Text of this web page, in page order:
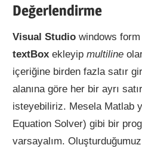
gibi
dillerle
yaptığım
çalışmaları
paylaşmak
istiyorum.
Değerlendirme
Visual Studio windows
textBox ekleyipmultiline
içeriğine birden fazla satır
alanına göre her bir ayrı
isteyebiliriz. Mesela Matlab
Equation Solver) gibi bir
varsayalım. Oluşturduğumuz